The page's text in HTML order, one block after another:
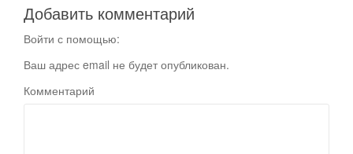
Добавить комментарий
Войти с помощью:
Ваш адрес email не будет опубликован.
Комментарий